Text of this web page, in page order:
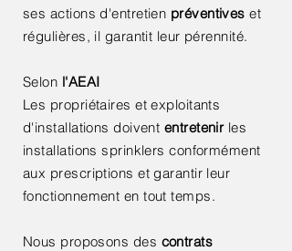
ses actions d'entretien préventives et
régulières, il garantit leur pérennité.
Selon l'AEAI
Les propriétaires et exploitants
d'installations doivent entretenirles
installations sprinklers conformément
aux prescriptions et garantir leur
fonctionnement en tout temps.
Nous proposons des contrats